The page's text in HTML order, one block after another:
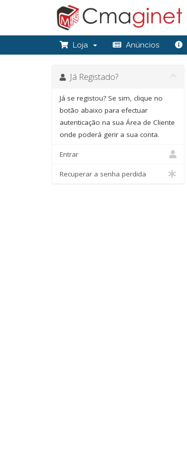
Loja Anúncios
Já Registado?
Já se registou? Se sim, clique no
botão abaixo para efectuar
autenticação na sua Área de Cliente
onde poderá gerir a sua conta.
Entrar
Recuperar a senha perdida